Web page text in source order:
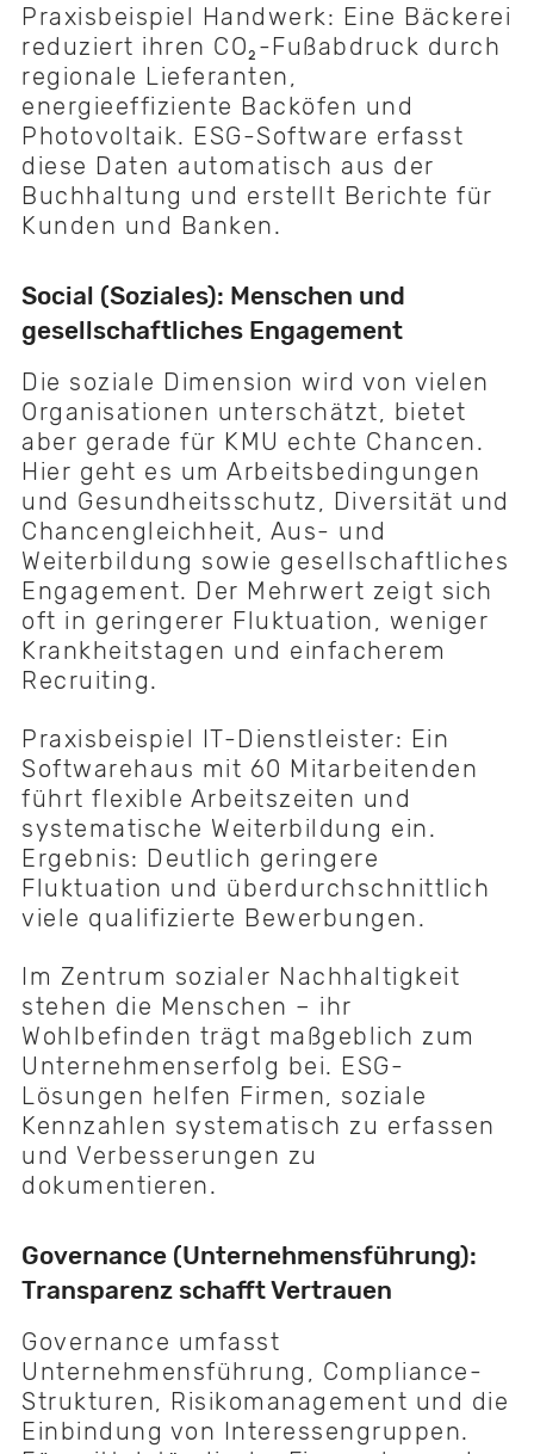
Praxisbeispiel Handwerk: Eine Bäckerei
reduziert ihren CO₂-Fußabdruck durch
regionale Lieferanten,
energieeffiziente Backöfen und
Photovoltaik. ESG-Software erfasst
diese Daten automatisch aus der
Buchhaltung und erstellt Berichte für
Kunden und Banken.
Social (Soziales): Menschen und
gesellschaftliches Engagement
Die soziale Dimension wird von vielen
Organisationen unterschätzt, bietet
aber gerade für KMU echte Chancen.
Hier geht es um Arbeitsbedingungen
und Gesundheitsschutz, Diversität und
Chancengleichheit, Aus- und
Weiterbildung sowie gesellschaftliches
Engagement. Der Mehrwert zeigt sich
oft in geringerer Fluktuation, weniger
Krankheitstagen und einfacherem
Recruiting.
Praxisbeispiel IT-Dienstleister: Ein
Softwarehaus mit 60 Mitarbeitenden
führt flexible Arbeitszeiten und
systematische Weiterbildung ein.
Ergebnis: Deutlich geringere
Fluktuation und überdurchschnittlich
viele qualifizierte Bewerbungen.
Im Zentrum sozialer Nachhaltigkeit
stehen die Menschen – ihr
Wohlbefinden trägt maßgeblich zum
Unternehmenserfolg bei. ESG-
Lösungen helfen Firmen, soziale
Kennzahlen systematisch zu erfassen
und Verbesserungen zu
dokumentieren.
Governance (Unternehmensführung):
Transparenz schafft Vertrauen
Governance umfasst
Unternehmensführung, Compliance-
Strukturen, Risikomanagement und die
Einbindung von Interessengruppen.